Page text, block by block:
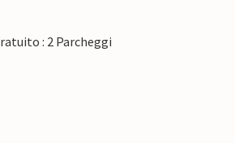
i numerosi sentieri escursionistici e
anche la pena di fare una gita a
rilassante.
: 2 Parcheggi